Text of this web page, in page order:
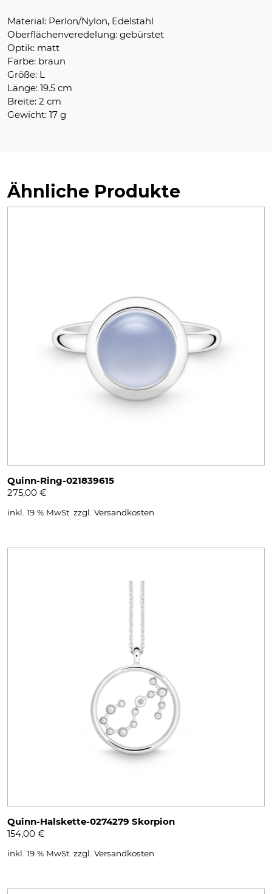
Material: Perlon/Nylon, Edelstahl
Oberflächenveredelung: gebürstet
Optik: matt
Farbe: braun
Größe: L
Länge: 19.5 cm
Breite: 2 cm
Gewicht: 17 g
Ähnliche Produkte
Quinn-Ring-021839615
275,00 €
inkl. 19 % MwSt. zzgl. Versandkosten
Quinn-Halskette-0274279 Skorpion
154,00 €
inkl. 19 % MwSt. zzgl. Versandkosten